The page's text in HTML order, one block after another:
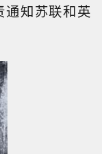
通知苏联和英